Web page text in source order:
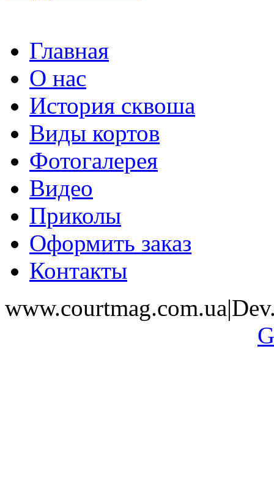
Главная
О нас
История сквоша
Виды кортов
Фотогалерея
Видео
Приколы
Оформить заказ
Контакты